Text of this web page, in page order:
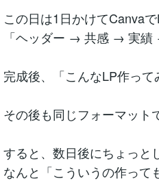
この日は1日かけてCanva
「ヘッダー → 共感 → 実績
完成後、「こんなLP作って
その後も同じフォーマット
すると、数日後にちょっと
なんと「こういうの作って